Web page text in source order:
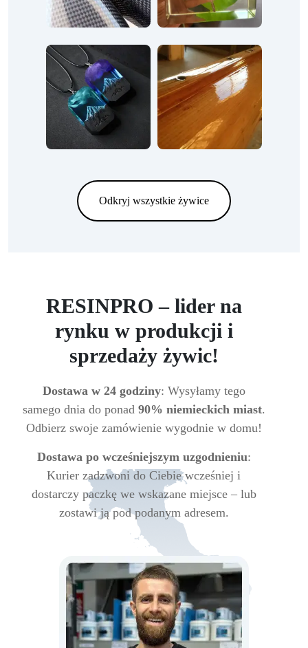
Odkryj wszystkie żywice
RESINPRO – lider na
rynku w produkcji i
sprzedaży żywic!
Dostawa w 24 godziny: Wysyłamy tego
samego dnia do ponad 90% niemieckich miast.
Odbierz swoje zamówienie wygodnie w domu!
Dostawa po wcześniejszym uzgodnieniu:
Kurier zadzwoni do Ciebie wcześniej i
dostarczy paczkę we wskazane miejsce – lub
zostawi ją pod podanym adresem.